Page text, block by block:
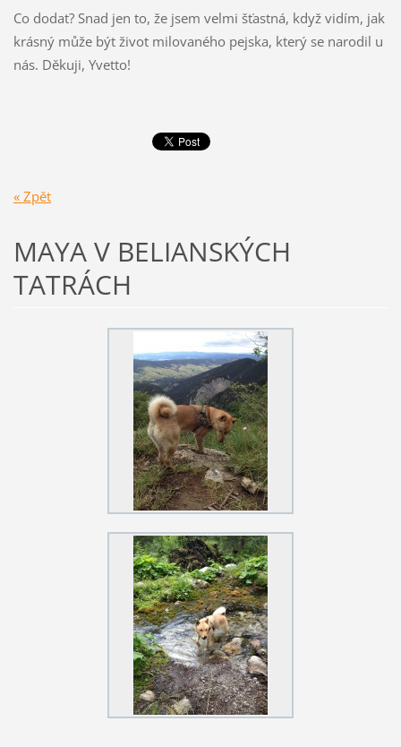
Co dodat? Snad jen to, že jsem velmi šťastná, když vidím, jak
krásný může být život milovaného pejska, který se narodil u
nás. Děkuji, Yvetto!
« Zpět
MAYA V BELIANSKÝCH
TATRÁCH